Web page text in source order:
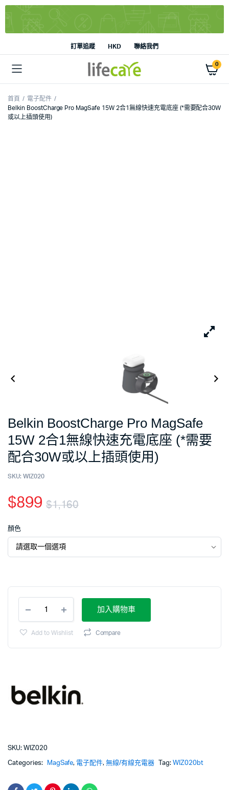
訂單追蹤 HKD 聯絡我們
0
首頁
電子配件
Belkin BoostCharge Pro MagSafe 15W 2合1無線快速充電底座 (*需要配合30W
或以上插頭使用)
Belkin BoostCharge Pro MagSafe
15W 2合1無線快速充電底座 (*需要
配合30W或以上插頭使用)
SKU: WIZ020
$1,160
$899
顏色
加入購物車
Add to Wishlist Compare
SKU: WIZ020
Categories: MagSafe, 電子配件,無線/有線充電器 Tag: WIZ020bt